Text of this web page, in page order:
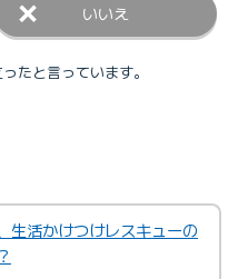
いいえ
たと言っています。
生活かけつけレスキューの